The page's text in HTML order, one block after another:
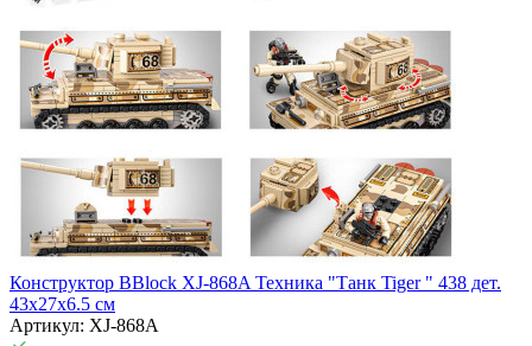
Конструктор BBlock XJ-868A Техника "Танк Tiger " 438 дет.
43x27x6.5 см
Артикул: XJ-868A